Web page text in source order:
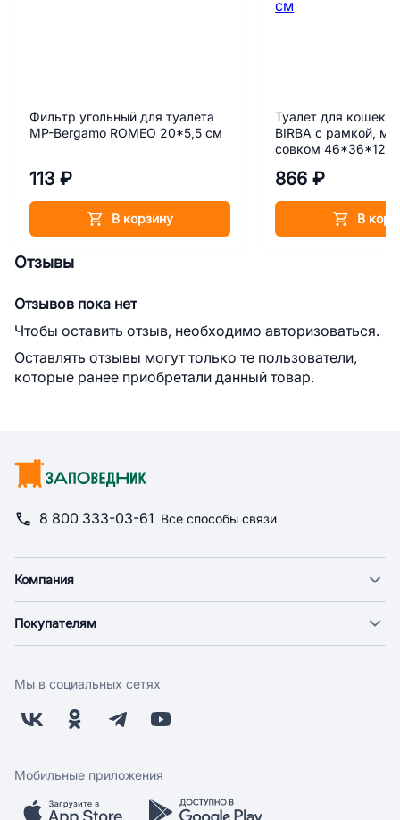
Фильтр угольный для туалета
MP-Bergamo ROMEO 20*5,5 см
113 ₽
В корзину
Туалет для кошек
BIRBA с рамкой,
совком 46*36*12
866 ₽
В
Отзывы
Отзывов пока нет
Чтобы оставить отзыв, необходимо авторизоваться.
Оставлять отзывы могут только те пользователи,
которые ранее приобретали данный товар.
8 800 333-03-61 Все способы связи
Компания
Новости
Поставщикам
Заводчикам
Обратная связь
Покупателям
Оплата
Бонусная программа
Скидки и акции
Мобильное приложение
Мы в социальных сетях
Мобильные приложения